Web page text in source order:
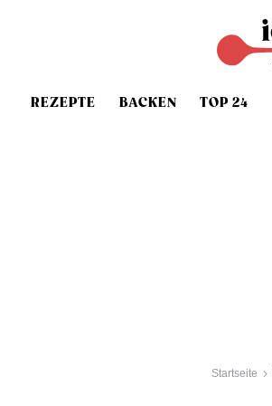
REZEPTE BACKEN TOP 24
Startseite